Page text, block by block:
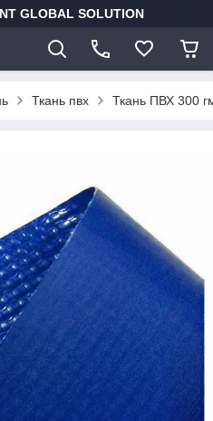
GLOBAL SOLUTION
Ткань пвх Ткань ПВХ 300